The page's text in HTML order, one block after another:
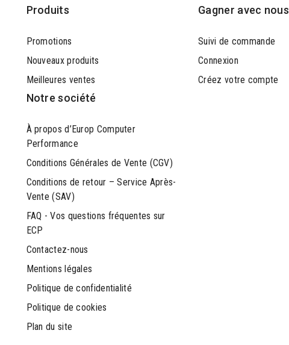
Produits
Promotions
Nouveaux produits
Meilleures ventes
Notre société
À propos d’Europ Computer
Performance
Conditions Générales de Vente (CGV)
Conditions de retour – Service Après-
Vente (SAV)
FAQ - Vos questions fréquentes sur
ECP
Contactez-nous
Mentions légales
Politique de confidentialité
Politique de cookies
Plan du site
Gagner avec nous
Suivi de commande
Connexion
Créez votre compte